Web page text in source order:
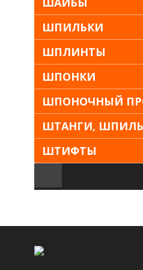
ШПИЛЬКИ
ШПЛИНТЫ
ШПОНКИ
ШТАНГИ,
ШТИФТЫ